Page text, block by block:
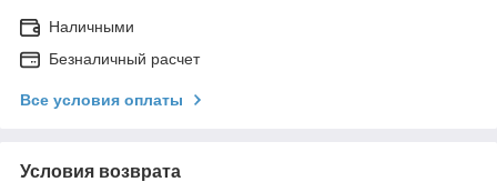
Наличными
Безналичный расчет
Все условия оплаты
Условия возврата